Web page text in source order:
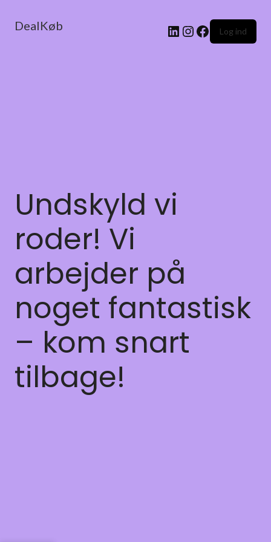
DealKøb Log ind
Undskyld vi
roder! Vi
arbejder på
noget fantastisk
– kom snart
tilbage!